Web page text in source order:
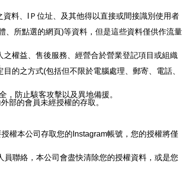
料、IＰ位址、及其他得以直接或間接識別使用者
、所點選的網頁)等資料，但是這些資料僅供作流量
權益、售後服務、經營合於營業登記項目或組織
的之方式(包括但不限於電腦處理、郵寄、電話、
，防止駭客攻擊以及異地備援。
部的會員未經授權的存取。
權本公司存取您的Instagram帳號，您的授權將僅
聯絡，本公司會盡快清除您的授權資料，或是您